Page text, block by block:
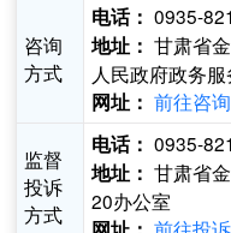
咨询
方式
电话： 0935-
地址： 甘肃省
人民政府政务
网址： 前往咨询
监督
投诉
方式
电话： 0935-
地址： 甘肃省
20办公室
前往投诉